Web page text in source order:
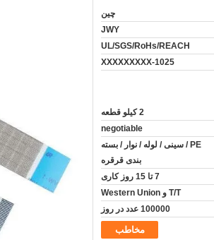
چین
JWY
UL/SGS/RoHs/REACH
1025-XXXXXXXXX
2 کیلو قطعه
negotiable
PE / سینی / لوله / نوار / بسته
بندی قرقره
7 تا 15 روز کاری
T/T و Western Union
100000 عدد در روز
مخاطب